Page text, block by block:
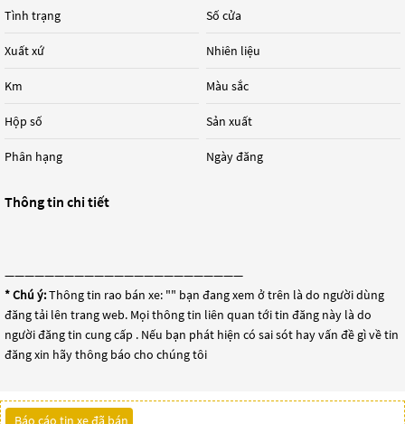
Tình trạng
Xuất xứ
Km
Hộp số
Phân hạng
Số cửa
Nhiên liệu
Màu sắc
Sản xuất
Ngày đăng
Thông tin chi tiết
————————————————————————
* Chú ý:Thông tin rao bán xe: "" bạn đang xem ở trên là do người dùng
đăng tải lên trang web. Mọi thông tin liên quan tới tin đăng này là do
người đăng tin cung cấp . Nếu bạn phát hiện có sai sót hay vấn đề gì về tin
đăng xin hãy thông báo cho chúng tôi
Báo cáo tin xe đã bán